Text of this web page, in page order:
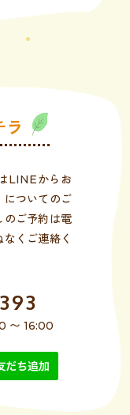
ラ
LINEからお
についてのご
のご予約は電
くご連絡く
〜 16:00